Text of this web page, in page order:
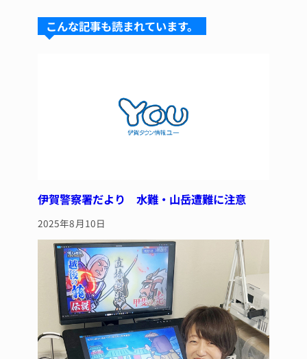
s
k
a
d
e
b
k
re
st
こんな記事も読まれています。
伊賀警察署だより 水難・山岳遭難に注意
2025年8月10日